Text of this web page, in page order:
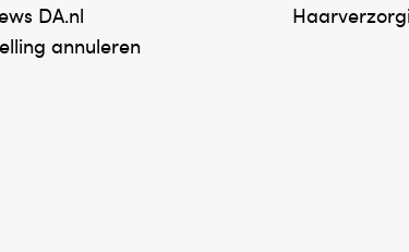
DA.nl
annuleren